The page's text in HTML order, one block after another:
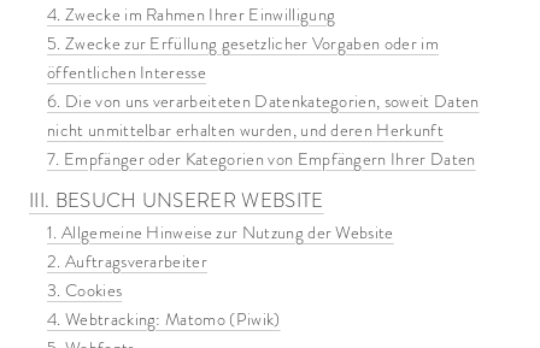
4. Zwecke im Rahmen Ihrer Einwilligung
5. Zwecke zur Erfüllung gesetzlicher Vorgaben oder im
öffentlichen Interesse
6. Die von uns verarbeiteten Datenkategorien, soweit Daten
nicht unmittelbar erhalten wurden, und deren Herkunft
7. Empfänger oder Kategorien von Empfängern Ihrer Daten
III. BESUCH UNSERER WEBSITE
1. Allgemeine Hinweise zur Nutzung der Website
2. Auftragsverarbeiter
3. Cookies
4. Webtracking: Matomo (Piwik)